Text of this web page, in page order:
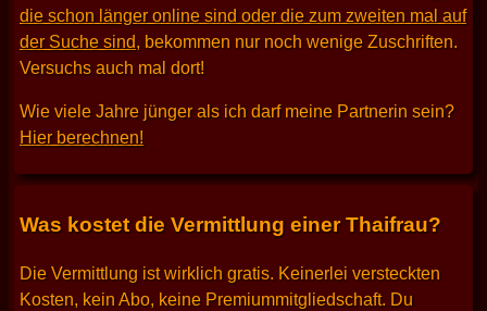
die schon länger online sind oder die zum zweiten mal auf
der Suche sind, bekommen nur noch wenige Zuschriften.
Versuchs auch mal dort!
Wie viele Jahre jünger als ich darf meine Partnerin sein?
Hier berechnen!
Was kostet die Vermittlung einer Thaifrau?
Die Vermittlung ist wirklich gratis. Keinerlei versteckten
Kosten, kein Abo, keine Premiummitgliedschaft. Du